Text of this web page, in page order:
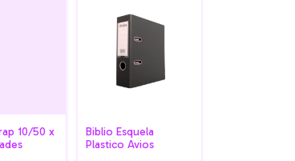
10/50 x
Biblio Esquela
Plastico Avios